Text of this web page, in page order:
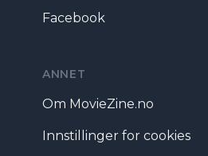
Facebook
ANNET
Om MovieZine.no
Innstillinger for cookies